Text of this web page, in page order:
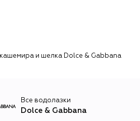
ювелирного искусства Alta Moda.
и шелка Dolce & Gabbana
Все водолазки
Dolce & Gabbana